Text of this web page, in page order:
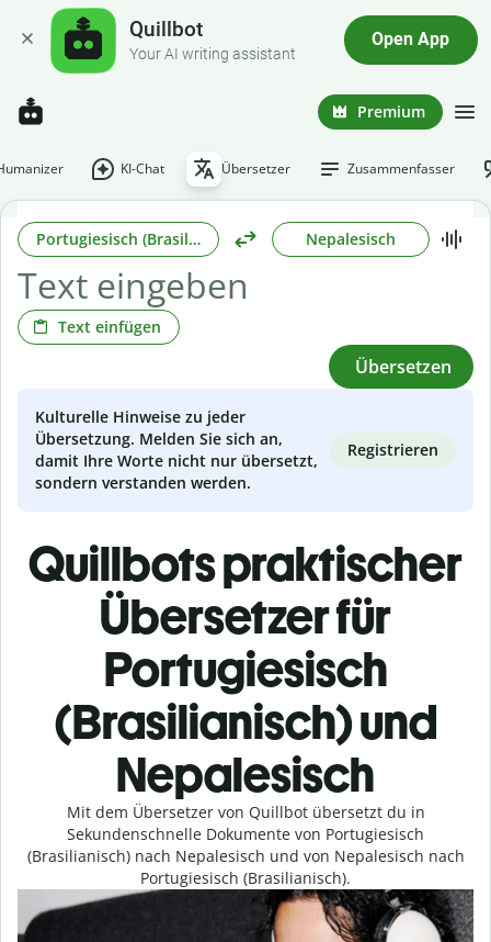
Quillbot
Your AI writing assistant
Open App
Premium
KI-Chat Übersetzer Zusammenfasser
Portugiesisch (Brasilianisch) Nepalesisch
Text einfügen
Übersetzen
Kulturelle Hinweise zu jeder
Übersetzung. Melden Sie sich an,
damit Ihre Worte nicht nur übersetzt,
sondern verstanden werden.
Registrieren
Quillbots praktischer
Übersetzer für
Portugiesisch
(Brasilianisch) und
Nepalesisch
Mit dem Übersetzer von Quillbot übersetzt du in
Sekundenschnelle Dokumente von Portugiesisch
(Brasilianisch) nach Nepalesisch und von Nepalesisch nach
Portugiesisch (Brasilianisch).